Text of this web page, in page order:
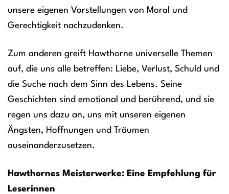
unsere eigenen Vorstellungen von Moral und
Gerechtigkeit nachzudenken.
Zum anderen greift Hawthorne universelle Themen
auf, die uns alle betreffen: Liebe, Verlust, Schuld und
die Suche nach dem Sinn des Lebens. Seine
Geschichten sind emotional und berührend, und sie
regen uns dazu an, uns mit unseren eigenen
Ängsten, Hoffnungen und Träumen
auseinanderzusetzen.
Hawthornes Meisterwerke: Eine Empfehlung für
Leserinnen